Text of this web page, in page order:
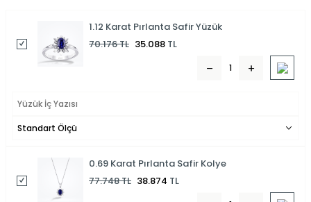
1.12 Karat Pırlanta Safir Yüzük
70.176TL 35.088 TL
0.69 Karat Pırlanta Safir Kolye
77.748TL 38.874 TL